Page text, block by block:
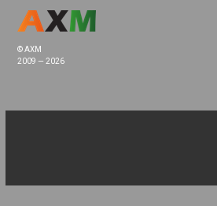
© AXM
2009 — 2026